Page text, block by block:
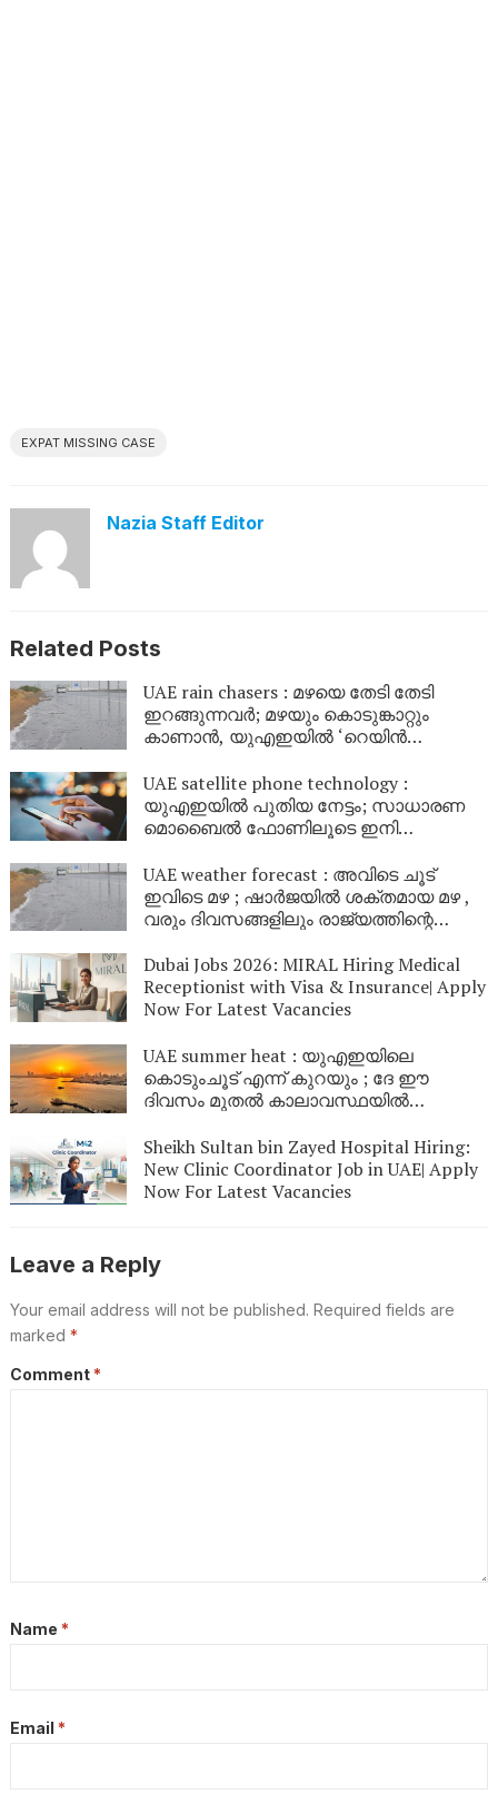
EXPAT MISSING CASE
Nazia Staff Editor
Related Posts
UAE rain chasers : മഴയെ തേടി തേടി
ഇറങ്ങുന്നവർ; മഴയും കൊടുങ്കാറ്റും
കാണാൻ, യുഎഇയിൽ ‘റെയിൻ
UAE satellite phone technology :
യുഎഇയിൽ പുതിയ നേട്ടം; സാധാരണ
മൊബൈൽ ഫോണിലൂടെ ഇനി
കൈമാറാം
UAE weather forecast : അവിടെ ചൂട്
ഇവിടെ മഴ ; ഷാർജയിൽ ശക്തമായ മഴ ,
വരും ദിവസങ്ങളിലും രാജ്യത്തിന്റെ
സാധ്യത
Dubai Jobs 2026: MIRAL Hiring Medical
Receptionist with Visa & Insurance| Apply
Now For Latest Vacancies
UAE summer heat : യുഎഇയിലെ
കൊടുംചൂട് എന്ന് കുറയും ; ദേ ഈ
ദിവസം മുതൽ കാലാവസ്ഥയിൽ
Sheikh Sultan bin Zayed Hospital Hiring:
New Clinic Coordinator Job in UAE| Apply
Now For Latest Vacancies
Leave a Reply
Your email address will not be published. Required fields are
marked *
Comment *
Name *
Email *